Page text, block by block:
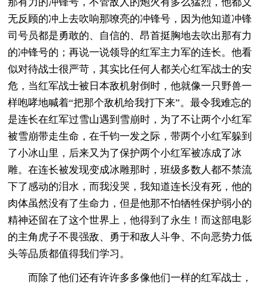
无反顾的冲上去吹响那嘹亮的冲锋号，因为他知道冲锋
司号员都是勇敢的、自信的、昂首挺胸地去吹出那有力
的冲锋号的；再说一说领导的红军主力军的连长。他看
似对待战士很严苛，其实比任何人都关心红军战士的安
危，当红军战士被日本敌机射倒时，他就像一只野兽一
样咆哮地喊着“把那个敌机给我打下来”。最令我难忘的
是连长在红军过雪山遇到雪崩时，为了不让两个小红军
被雪崩带走生命，在千钧一发之际，带两个小红军躲到
了小冰山里，后来又为了保护两个小红军被冻成了冰
雕。在连长被发现变成冰雕那时，班级多数人都不禁流
下了感动的泪水，而我没哭，我知道连长没有死，他的
肉体虽然没有了生命力，但是他那不怕牺牲保护弱小的
精神还留在了这个世界上，他得到了永生！而这部电影
的主角虎子不畏强敌、勇于和敌人斗争、不向恶势力低
头等品质都值得我们学习。
而除了他们还有许许多多像他们一样的红军战士，